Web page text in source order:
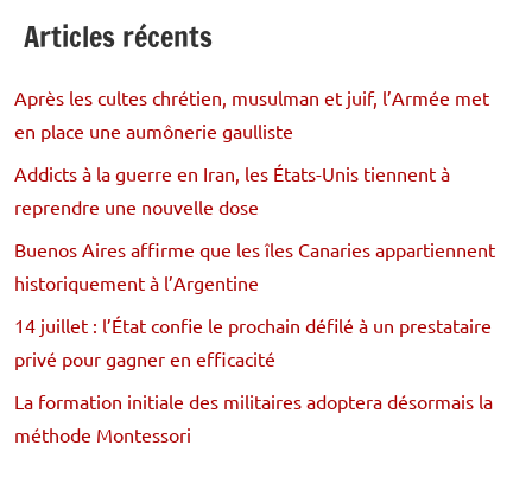
Articles récents
Après les cultes chrétien, musulman et juif, l’Armée met
en place une aumônerie gaulliste
Addicts à la guerre en Iran, les États-Unis tiennent à
reprendre une nouvelle dose
Buenos Aires affirme que les îles Canaries appartiennent
historiquement à l’Argentine
14 juillet : l’État confie le prochain défilé à un prestataire
privé pour gagner en efficacité
La formation initiale des militaires adoptera désormais la
méthode Montessori